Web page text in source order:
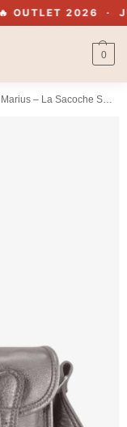
2026 ·
0
– La Sacoche S – Acier